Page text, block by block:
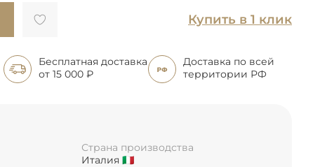
Купить в 1 клик
Бесплатная доставка
от 15 000 ₽
Доставка по всей
территории РФ
Страна производства
Италия 🇮🇹